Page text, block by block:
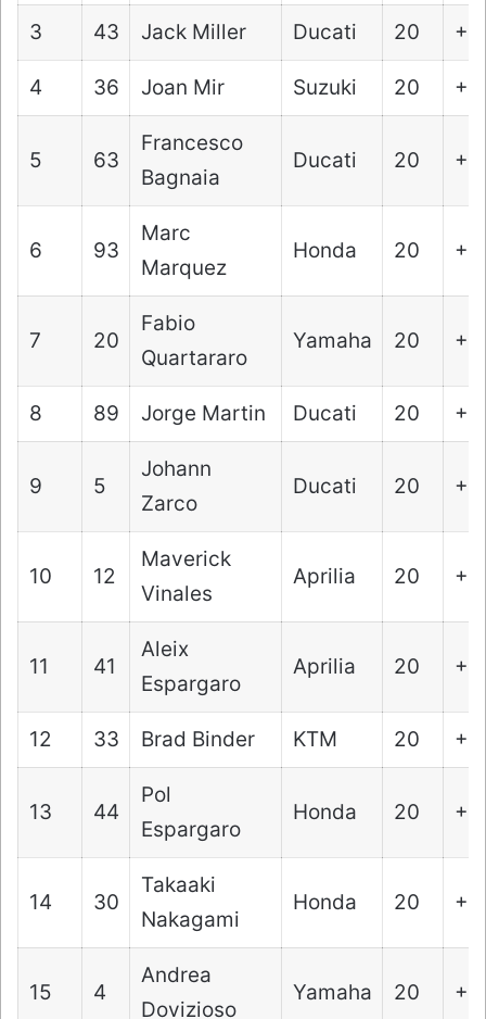
3 43 Jack Miller Ducati 20
4 36 Joan Mir Suzuki 20
5 63
Francesco
Bagnaia
Ducati 20
6 93
Marc
Marquez
Honda 20
7 20
Fabio
Quartararo
Yamaha 20
8 89 Jorge Martin Ducati 20
9 5
Johann
Zarco
Ducati 20
10 12
Maverick
Vinales
Aprilia 20
11 41
Aleix
Espargaro
Aprilia 20
12 33 Brad Binder KTM 20
13 44
Pol
Espargaro
Honda 20
14 30
Takaaki
Nakagami
Honda 20
15 4
Andrea
Dovizioso
Yamaha 20